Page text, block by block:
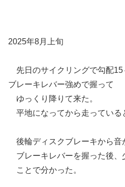
2025年8月上旬
先日のサイクリングで勾配15
ブレーキレバー強めで握って
ゆっくり降りて来た。
平地になってから走っている
後輪ディスクブレーキから音
ブレーキレバーを握った後、
ことで分かった。